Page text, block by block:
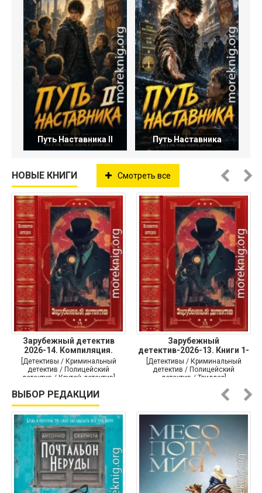
Путь Наставника II Путь Наставника
НОВЫЕ КНИГИ Смотреть все
Зарубежный детектив
2026-14. Компиляция.
Книги
[Детективы / Криминальный
детектив / Полицейский
детектив / Крутой детектив]
Зарубежный
детектив-2026-13. Книги 1-
10
[Детективы / Криминальный
детектив / Полицейский
детектив / Триллер]
ВЫБОР РЕДАКЦИИ